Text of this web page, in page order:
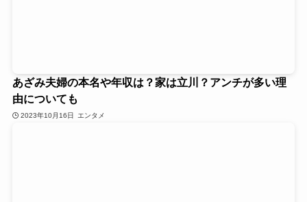
あざみ夫婦の本名や年収は？家は立川？アンチが多い理
由についても
2023年10月16日 エンタメ